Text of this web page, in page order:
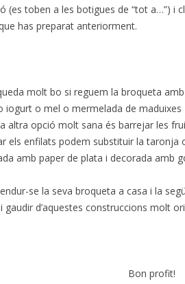
(es toben a les botigues de “tot a…”) i
has preparat anteriorment.
molt bo si reguem la broqueta
iogurt o mel o mermelada de
altra opció molt sana és barrejar les
els enfilats podem substituir la taronja
amb paper de plata i decorada amb
se la seva broqueta a casa i la
d’aquestes construccions molt
Bon profit!